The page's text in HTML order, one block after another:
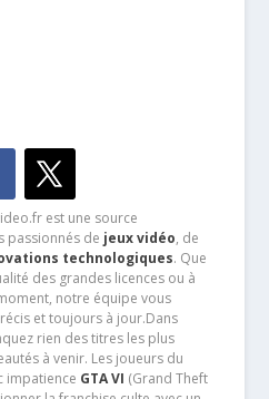
est une source
passionnés de jeux vidéo, de
technologiques. Que
des grandes licences ou à
notre équipe vous
et toujours à jour.Dans
rien des titres les plus
à venir. Les joueurs du
impatience GTA VI (Grand Theft